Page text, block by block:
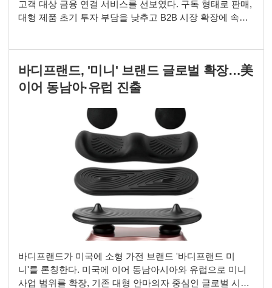
고객 대상 금융 연결 서비스를 선보였다. 구독 형태로 판매,
대형 제품 초기 투자 부담을 낮추고 B2B 시장 확장에 속도
스'(OpEx)' 중 하나를 선택할 수 있도록 지원한다. 호텔, 리
테일, 기업 업무
바디프랜드, '미니' 브랜드 글로벌 확장…美
이어 동남아·유럽 진출
바디프랜드가 미국에 소형 가전 브랜드 '바디프랜드 미
니'를 론칭한다. 미국에 이어 동남아시아와 유럽으로 미니
사업 범위를 확장, 기존 대형 안마의자 중심인 글로벌 시장